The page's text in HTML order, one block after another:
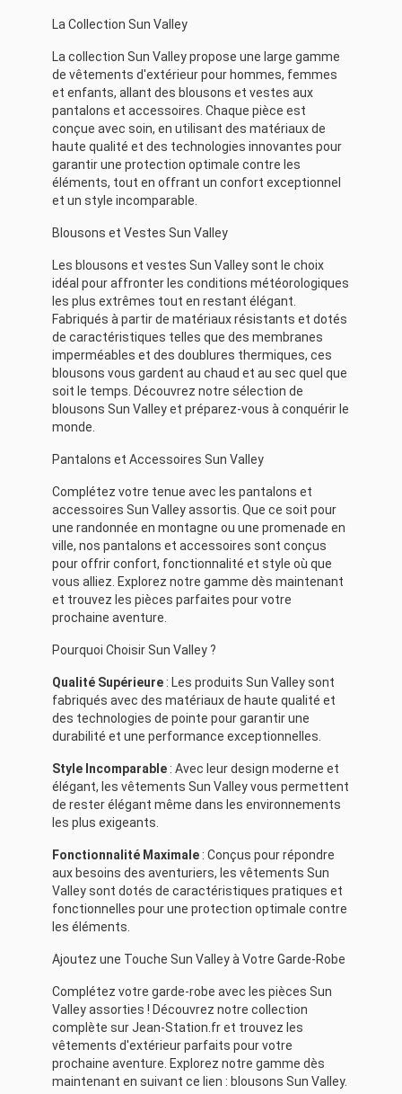
La Collection Sun Valley
La collection Sun Valley propose une large gamme
de vêtements d'extérieur pour hommes, femmes
et enfants, allant des blousons et vestes aux
pantalons et accessoires. Chaque pièce est
conçue avec soin, en utilisant des matériaux de
haute qualité et des technologies innovantes pour
garantir une protection optimale contre les
éléments, tout en offrant un confort exceptionnel
et un style incomparable.
Blousons et Vestes Sun Valley
Les blousons et vestes Sun Valley sont le choix
idéal pour affronter les conditions météorologiques
les plus extrêmes tout en restant élégant.
Fabriqués à partir de matériaux résistants et dotés
de caractéristiques telles que des membranes
imperméables et des doublures thermiques, ces
blousons vous gardent au chaud et au sec quel que
soit le temps. Découvrez notre sélection de
blousons Sun Valley et préparez-vous à conquérir le
monde.
Pantalons et Accessoires Sun Valley
Complétez votre tenue avec les pantalons et
accessoires Sun Valley assortis. Que ce soit pour
une randonnée en montagne ou une promenade en
ville, nos pantalons et accessoires sont conçus
pour offrir confort, fonctionnalité et style où que
vous alliez. Explorez notre gamme dès maintenant
et trouvez les pièces parfaites pour votre
prochaine aventure.
Pourquoi Choisir Sun Valley ?
Qualité Supérieure : Les produits Sun Valley sont
fabriqués avec des matériaux de haute qualité et
des technologies de pointe pour garantir une
durabilité et une performance exceptionnelles.
Style Incomparable : Avec leur design moderne et
élégant, les vêtements Sun Valley vous permettent
de rester élégant même dans les environnements
les plus exigeants.
Fonctionnalité Maximale : Conçus pour répondre
aux besoins des aventuriers, les vêtements Sun
Valley sont dotés de caractéristiques pratiques et
fonctionnelles pour une protection optimale contre
les éléments.
Ajoutez une Touche Sun Valley à Votre Garde-Robe
Complétez votre garde-robe avec les pièces Sun
Valley assorties ! Découvrez notre collection
complète sur Jean-Station.fr et trouvez les
vêtements d'extérieur parfaits pour votre
prochaine aventure. Explorez notre gamme dès
maintenant en suivant ce lien : blousons Sun Valley.